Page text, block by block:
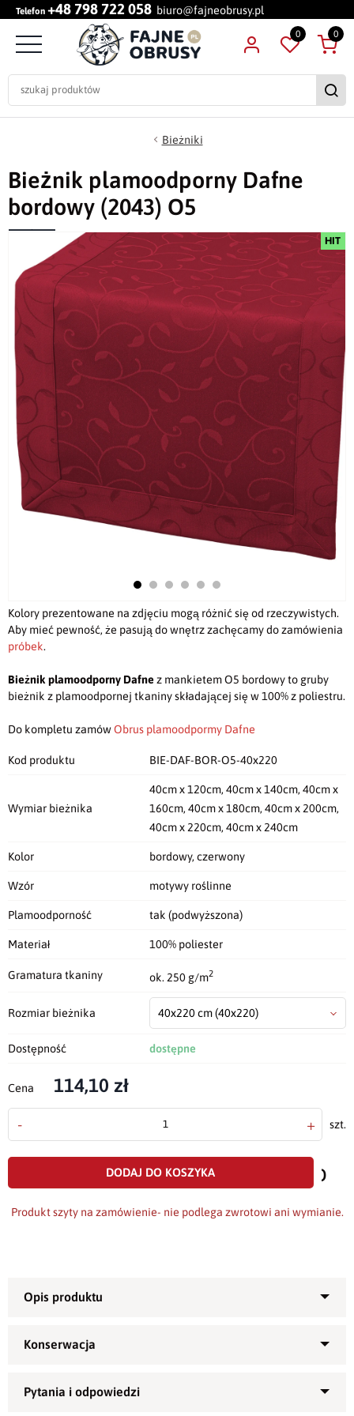
Telefon +48 798 722 058 biuro@fajneobrusy.pl
0 0
Bieżniki
HIT
Bieżnik plamoodporny Dafne
bordowy (2043) O5
Kolory prezentowane na zdjęciu mogą różnić się od rzeczywistych.
Aby mieć pewność, że pasują do wnętrz zachęcamy do zamówienia
próbek.
Bieżnik plamoodporny Dafnez mankietem O5 bordowy to gruby
bieżnik z plamoodpornej tkaniny składającej się w 100% z poliestru.
Do kompletu zamówObrus plamoodpormy Dafne
Kod produktu BIE-DAF-BOR-O5-40x220
Wymiar bieżnika
40cm x 120cm, 40cm x 140cm, 40cm x
160cm, 40cm x 180cm, 40cm x 200cm,
40cm x 220cm, 40cm x 240cm
Kolor bordowy, czerwony
Wzór motywy roślinne
Plamoodporność tak (podwyższona)
Materiał 100% poliester
Gramatura tkaniny ok. 250 g/m2
Rozmiar bieżnika 40x220 cm(40x220)
Dostępność dostępne
Cena 114,10 zł
- + szt.
DODAJ DO KOSZYKA
do
Produkt szyty na zamówienie- nie podlega zwrotowi ani wymianie.
gramaturze 250/m
Polecany na uroczyste okazje, święta lub jako ozdoba stołu
czy ławy - w salonie, jadalni czy ogrodzie, idealna również na